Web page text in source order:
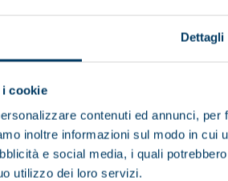
Dettagli
cookie
contenuti ed annunci,
inoltre informazioni sul modo in
e social media, i quali
utilizzo dei loro servizi.